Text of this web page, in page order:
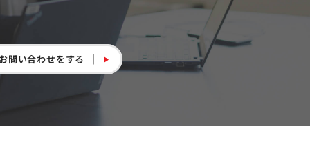
問い合わせをする
問い合わせをする